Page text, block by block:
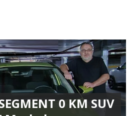
0 KM SUV